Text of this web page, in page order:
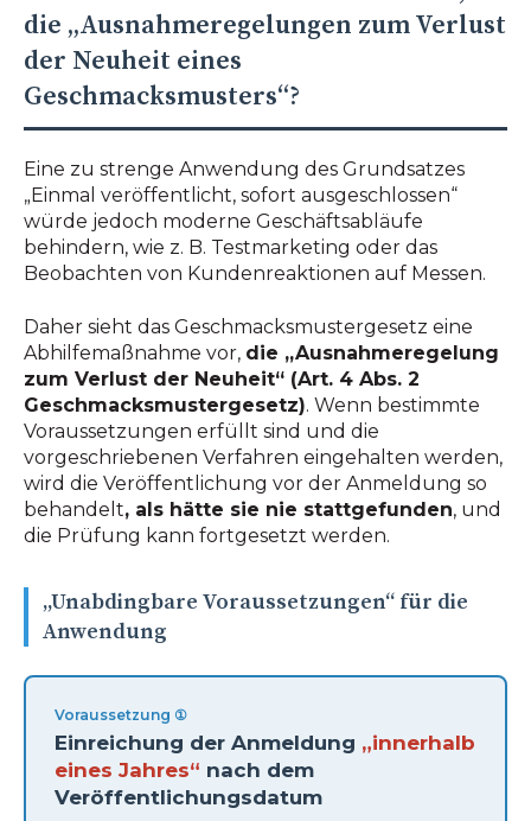
die „Ausnahmeregelungen zum Verlust
der Neuheit eines
Geschmacksmusters“?
Eine zu strenge Anwendung des Grundsatzes
„Einmal veröffentlicht, sofort ausgeschlossen“
würde jedoch moderne Geschäftsabläufe
behindern, wie z. B. Testmarketing oder das
Beobachten von Kundenreaktionen auf Messen.
Daher sieht das Geschmacksmustergesetz eine
Abhilfemaßnahme vor, die „Ausnahmeregelung
zum Verlust der Neuheit“ (Art. 4 Abs. 2
Geschmacksmustergesetz). Wenn bestimmte
Voraussetzungen erfüllt sind und die
vorgeschriebenen Verfahren eingehalten werden,
wird die Veröffentlichung vor der Anmeldung so
behandelt, als hätte sie nie stattgefunden, und
die Prüfung kann fortgesetzt werden.
„Unabdingbare Voraussetzungen“ für die
Anwendung
Voraussetzung ①
Einreichung der Anmeldung „innerhalb
eines Jahres“ nach dem
Veröffentlichungsdatum